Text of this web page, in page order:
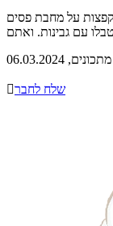
מוקפצות על מחבת פסים
שלח לחבר